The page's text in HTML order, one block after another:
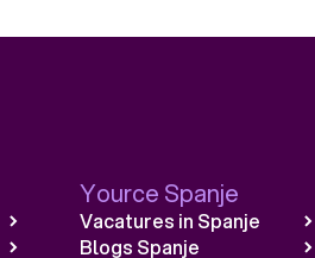
Yource Spanje
Vacatures in Spanje
Blogs Spanje